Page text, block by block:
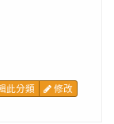
此分類 修改